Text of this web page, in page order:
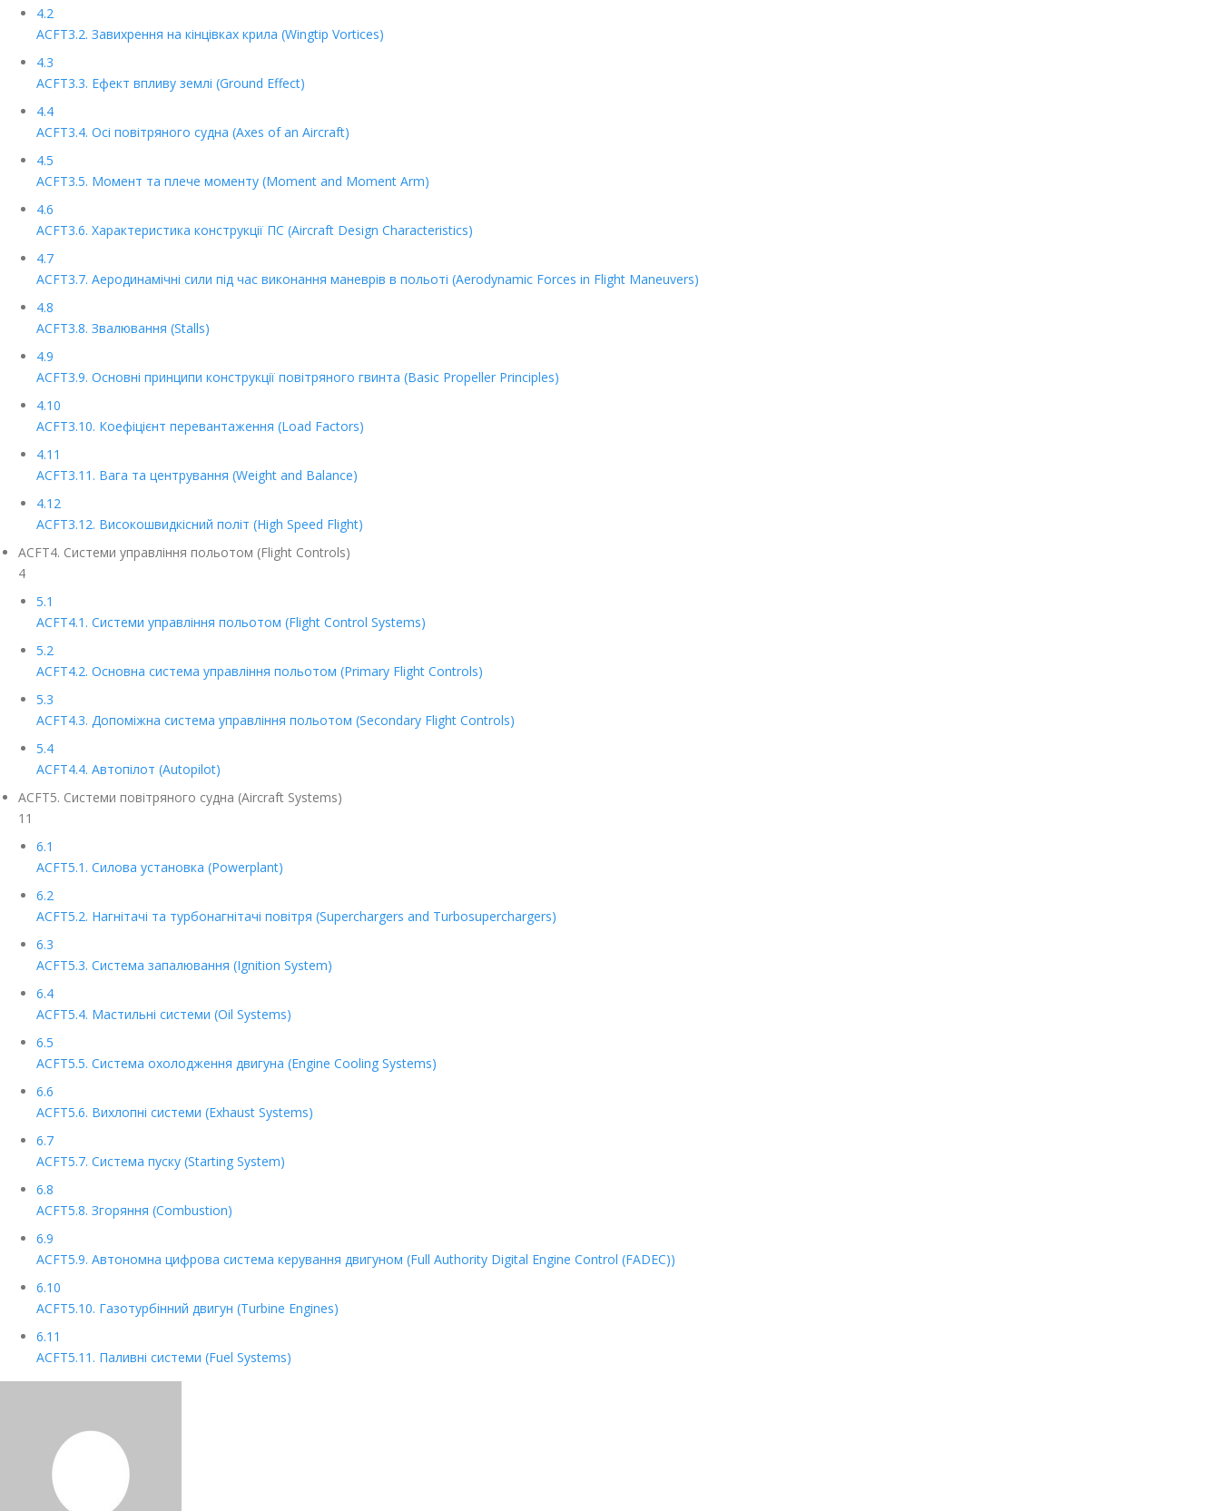
4.2
ACFT3.2. Завихрення на кінцівках крила (Wingtip Vortices)
4.3
ACFT3.3. Ефект впливу землі (Ground Effect)
4.4
ACFT3.4. Осі повітряного судна (Axes of an Aircraft)
4.5
ACFT3.5. Момент та плече моменту (Moment and Moment Arm)
4.6
ACFT3.6. Характеристика конструкції ПС (Aircraft Design Characteristics)
4.7
ACFT3.7. Аеродинамічні сили під час виконання маневрів в польоті (Aerodynamic Forces in Flight Maneuvers)
4.8
ACFT3.8. Звалювання (Stalls)
4.9
ACFT3.9. Основні принципи конструкції повітряного гвинта (Basic Propeller Principles)
4.10
ACFT3.10. Коефіцієнт перевантаження (Load Factors)
4.11
ACFT3.11. Вага та центрування (Weight and Balance)
4.12
ACFT3.12. Високошвидкісний політ (High Speed Flight)
ACFT4. Системи управління польотом (Flight Controls)
4
5.1
ACFT4.1. Системи управління польотом (Flight Control Systems)
5.2
ACFT4.2. Основна система управління польотом (Primary Flight Controls)
5.3
ACFT4.3. Допоміжна система управління польотом (Secondary Flight Controls)
5.4
ACFT4.4. Автопілот (Autopilot)
ACFT5. Системи повітряного судна (Aircraft Systems)
11
6.1
ACFT5.1. Силова установка (Powerplant)
6.2
ACFT5.2. Нагнітачі та турбонагнітачі повітря (Superchargers and Turbosuperchargers)
6.3
ACFT5.3. Система запалювання (Ignition System)
6.4
ACFT5.4. Мастильні системи (Oil Systems)
6.5
ACFT5.5. Система охолодження двигуна (Engine Cooling Systems)
6.6
ACFT5.6. Вихлопні системи (Exhaust Systems)
6.7
ACFT5.7. Система пуску (Starting System)
6.8
ACFT5.8. Згоряння (Combustion)
6.9
ACFT5.9. Автономна цифрова система керування двигуном (Full Authority Digital Engine Control (FADEC))
6.10
ACFT5.10. Газотурбінний двигун (Turbine Engines)
6.11
ACFT5.11. Паливні системи (Fuel Systems)